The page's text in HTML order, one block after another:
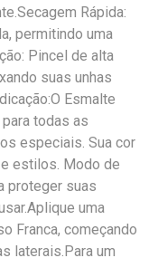
Rápida:
permitindo uma
Pincel de alta
suas unhas
Esmalte
todas as
especiais. Sua cor
estilos. Modo de
proteger suas
uma
Franca, começando
laterais.Para um